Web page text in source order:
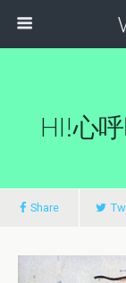
HI!心
Share